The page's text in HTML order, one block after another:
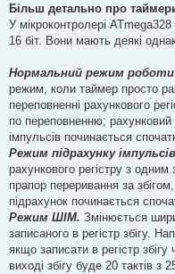
}
ISR (
{
digitalWrite(13,
в
д
о
е
н
н
я
Більш детально про
У мікроконтролері
16 біт. Вони мають деякі
Нормальний режим роботи
режим, коли таймер просто
переповненні рахункового
по переповненню; рахунковий
імпульсів починається
Режим підрахунку
рахункового регістру з одним
прапор переривання за
підрахунок починається
Режим ШІМ. Змінюється
записаного в регістр збігу.
якщо записати в регістр
виході збігу буде 20 тактів з